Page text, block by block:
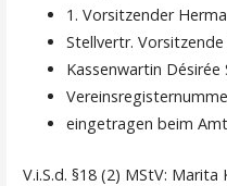
1. Vorsitzender
Stellvertr.
Kassenwartin Désirée
eingetragen beim
V.i.S.d. §18 (2) MStV: Marita